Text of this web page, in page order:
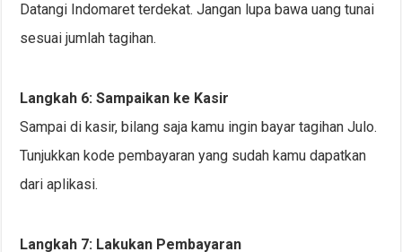
Datangi Indomaret terdekat. Jangan lupa bawa uang tunai
sesuai jumlah tagihan.
Langkah 6: Sampaikan ke Kasir
Sampai di kasir, bilang saja kamu ingin bayar tagihan Julo.
Tunjukkan kode pembayaran yang sudah kamu dapatkan
dari aplikasi.
Langkah 7: Lakukan Pembayaran